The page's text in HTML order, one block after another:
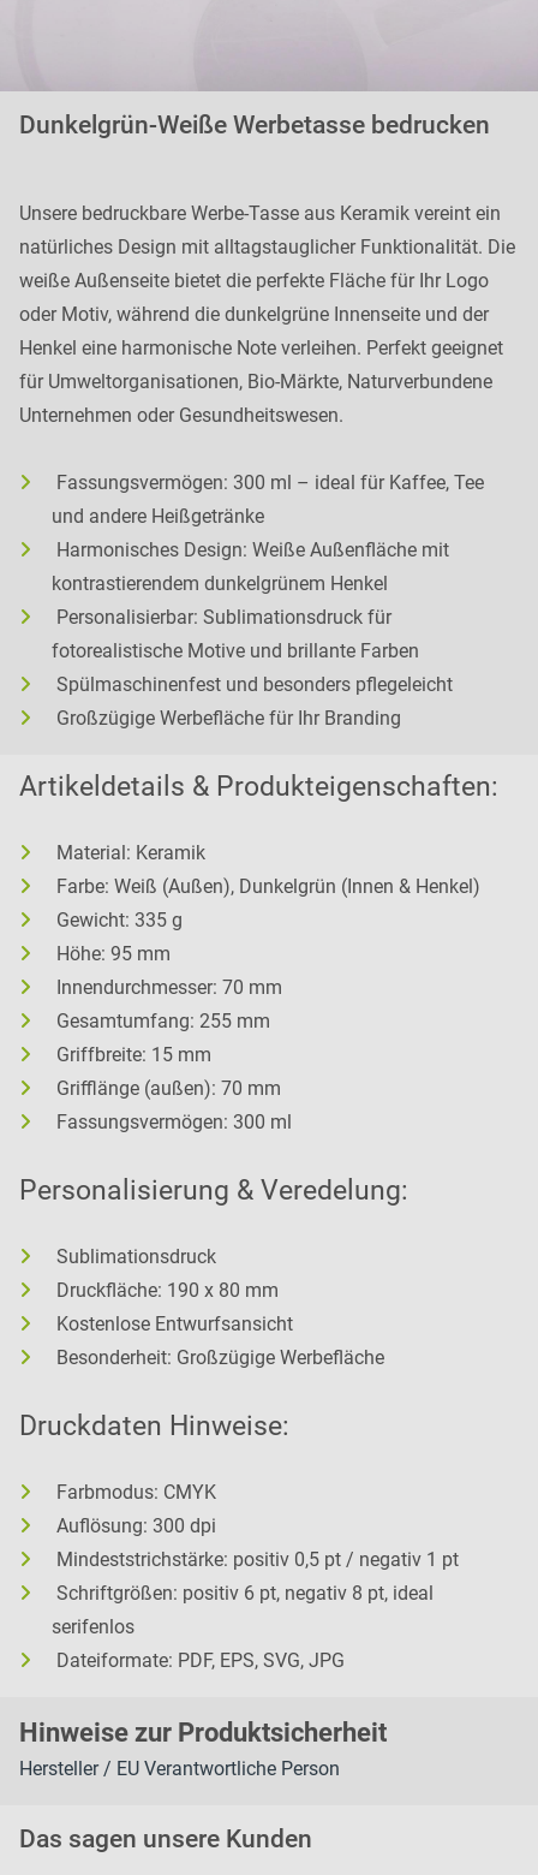
Dunkelgrün-Weiße Werbetasse bedrucken
Unsere bedruckbare Werbe-Tasse aus Keramik vereint ein
natürliches Design mit alltagstauglicher Funktionalität. Die
weiße Außenseite bietet die perfekte Fläche für Ihr Logo
oder Motiv, während die dunkelgrüne Innenseite und der
Henkel eine harmonische Note verleihen. Perfekt geeignet
für Umweltorganisationen, Bio-Märkte, Naturverbundene
Unternehmen oder Gesundheitswesen.
Fassungsvermögen: 300 ml – ideal für Kaffee, Tee
und andere Heißgetränke
Harmonisches Design: Weiße Außenfläche mit
kontrastierendem dunkelgrünem Henkel
Personalisierbar: Sublimationsdruck für
fotorealistische Motive und brillante Farben
Spülmaschinenfest und besonders pflegeleicht
Großzügige Werbefläche für Ihr Branding
Artikeldetails & Produkteigenschaften:
Material: Keramik
Farbe: Weiß (Außen), Dunkelgrün (Innen & Henkel)
Gewicht: 335 g
Höhe: 95 mm
Innendurchmesser: 70 mm
Gesamtumfang: 255 mm
Griffbreite: 15 mm
Grifflänge (außen): 70 mm
Fassungsvermögen: 300 ml
Personalisierung & Veredelung:
Sublimationsdruck
Druckfläche: 190 x 80 mm
Kostenlose Entwurfsansicht
Besonderheit: Großzügige Werbefläche
Druckdaten Hinweise:
Farbmodus: CMYK
Auflösung: 300 dpi
Mindeststrichstärke: positiv 0,5 pt / negativ 1 pt
Schriftgrößen: positiv 6 pt, negativ 8 pt, ideal
serifenlos
Dateiformate: PDF, EPS, SVG, JPG
Hinweise zur Produktsicherheit
Hersteller / EU Verantwortliche Person
Das sagen unsere Kunden